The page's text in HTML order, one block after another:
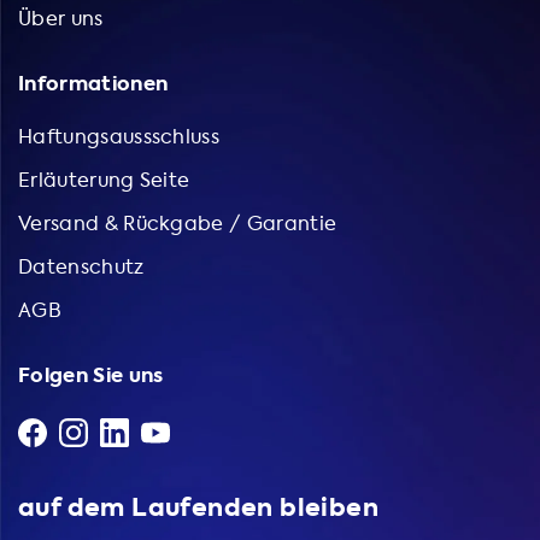
Über uns
Informationen
Haftungsaussschluss
Erläuterung Seite
Versand & Rückgabe / Garantie
Datenschutz
AGB
Folgen Sie uns
auf dem Laufenden bleiben